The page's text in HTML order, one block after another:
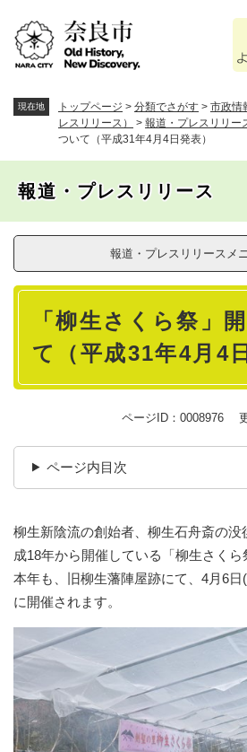
。
あ
問
現在地 トップページ > 分類でさがす > 市政情
レスリリース）
> 報道・プレスリリー
ついて（平成31年4月4日発表）
報道・プレスリリース
報道・プレスリリースメ
本
「柳生さくら祭」
て（平成31年4月4
ページID：0008976
ページ内目次
柳生新陰流の創始者、柳生石舟斎の没
成18年から開催している「柳生さくら
本年も、旧柳生藩陣屋跡にて、4月6
に開催されます。